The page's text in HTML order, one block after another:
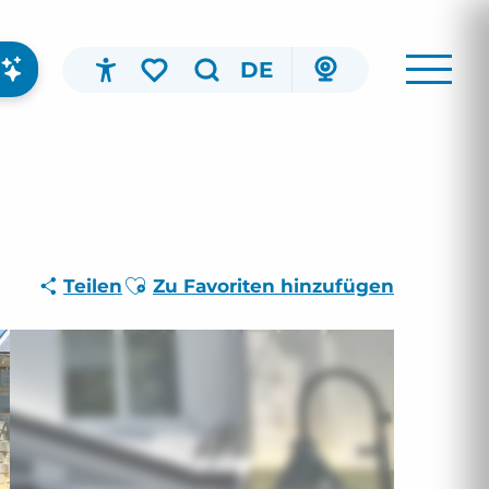
DE
Teilen Ajouter aux favoris
Zu Favoriten hinzufügen